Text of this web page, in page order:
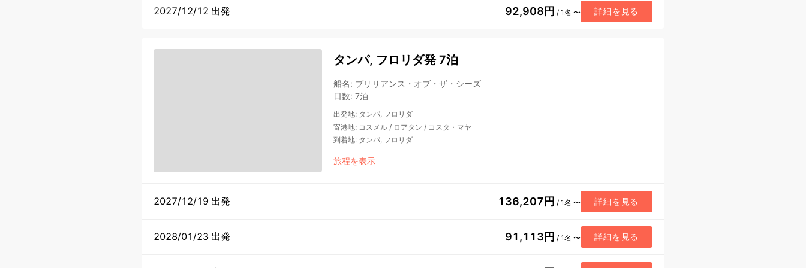
2027/12/12 出発 92,908円 / 1名 〜 詳細を見る
タンパ, フロリダ発 7泊
船名: ブリリアンス・オブ・ザ・シーズ
日数: 7泊
出発地: タンパ, フロリダ
寄港地: コスメル/ ロアタン / コスタ・マヤ
到着地: タンパ, フロリダ
旅程を表示
2027/12/19 出発 136,207円 / 1名 〜 詳細を見る
2028/01/23 出発 91,113円 / 1名 〜 詳細を見る